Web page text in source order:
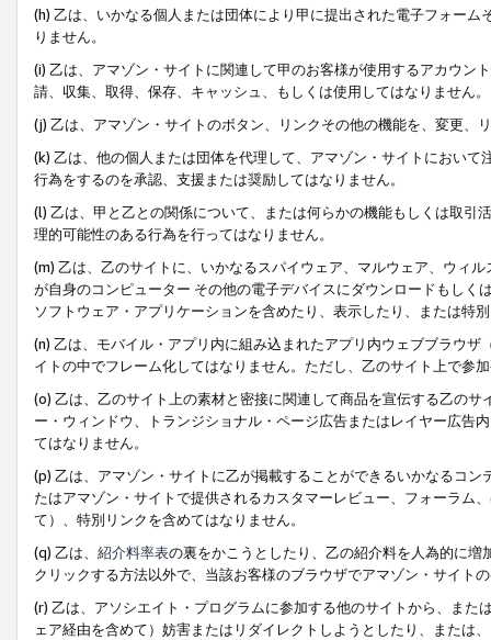
(h) 乙は、いかなる個人または団体により甲に提出された電子フォー
りません。
(i) 乙は、アマゾン・サイトに関連して甲のお客様が使用するアカウン
請、収集、取得、保存、キャッシュ、もしくは使用してはなりません。
(j) 乙は、アマゾン・サイトのボタン、リンクその他の機能を、変更、
(k) 乙は、他の個人または団体を代理して、アマゾン・サイトにおい
行為をするのを承認、支援または奨励してはなりません。
(l) 乙は、甲と乙との関係について、または何らかの機能もしくは取
理的可能性のある行為を行ってはなりません。
(m) 乙は、乙のサイトに、いかなるスパイウェア、マルウェア、ウィ
が自身のコンピューター その他の電子デバイスにダウンロードもし
ソフトウェア・アプリケーションを含めたり、表示したり、または特
(n) 乙は、モバイル・アプリ内に組み込まれたアプリ内ウェブブラウ
イトの中でフレーム化してはなりません。ただし、乙のサイト上で参
(o) 乙は、乙のサイト上の素材と密接に関連して商品を宣伝する乙の
ー・ウィンドウ、トランジショナル・ページ広告またはレイヤー広告
てはなりません。
(p) 乙は、アマゾン・サイトに乙が掲載することができるいかなるコ
たはアマゾン・サイトで提供されるカスタマーレビュー、フォーラム
て）、特別リンクを含めてはなりません。
(q) 乙は、 紹介料率表の裏をかこうとしたり、乙の紹介料を人為的に
クリックする方法以外で、当該お客様のブラウザでアマゾン・サイト
(r) 乙は、アソシエイト・プログラムに参加する他のサイトから、ま
ェア経由を含めて）妨害またはリダイレクトしようとしたり、または